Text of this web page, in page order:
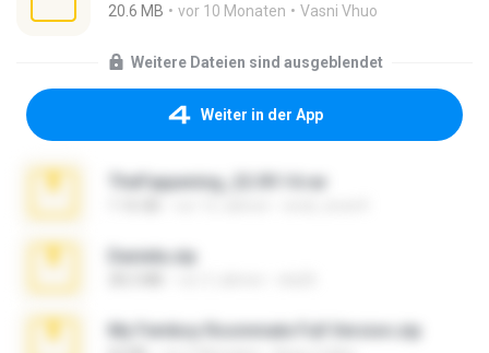
20.6 MB vor 10 Monaten Vasni Vhuo
Weitere Dateien sind ausgeblendet
Weiter in der App
TheFappening_22.09.14.rar
Daniela.zip
My Femboy Roommate Full Version.zip